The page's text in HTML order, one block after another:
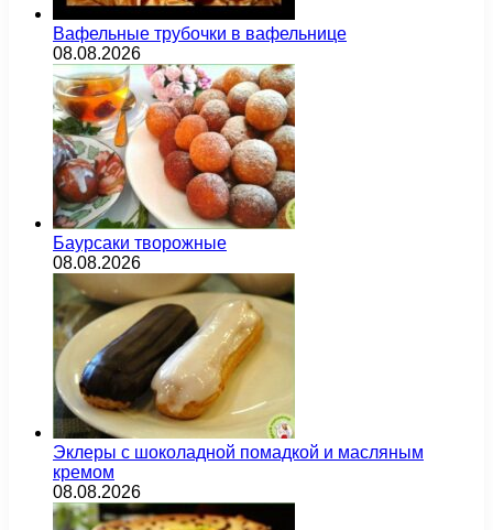
Вафельные трубочки в вафельнице
08.08.2026
Баурсаки творожные
08.08.2026
Эклеры с шоколадной помадкой и масляным
кремом
08.08.2026